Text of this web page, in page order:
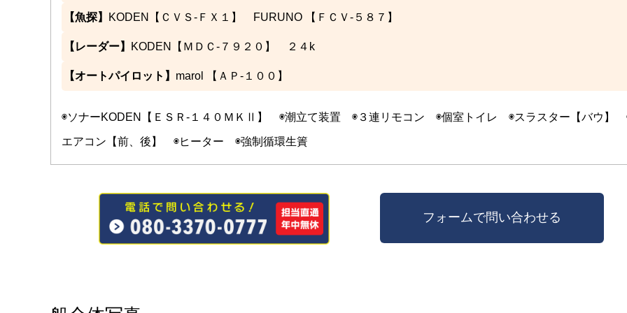
【魚探】 KODEN【ＣＶＳ-ＦＸ１】 FURUNO 【ＦＣＶ-５８７】
【レーダー】 KODEN【ＭＤＣ-７９２０】 ２４k
【オートパイロット】 marol 【ＡＰ-１００】
◉ソナーKODEN【ＥＳＲ-１４０ＭＫⅡ】 ◉潮立て装置 ◉３連リモコン ◉個室トイレ ◉スラスター【バウ】
エアコン【前、後】 ◉ヒーター ◉強制循環生簀